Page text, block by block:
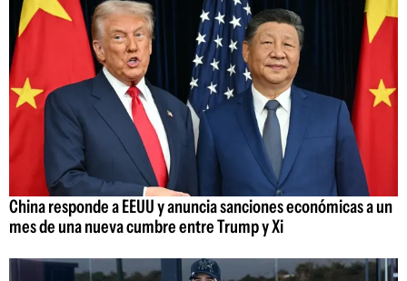
China responde a EEUU y anuncia sanciones económicas a un
mes de una nueva cumbre entre Trump y Xi